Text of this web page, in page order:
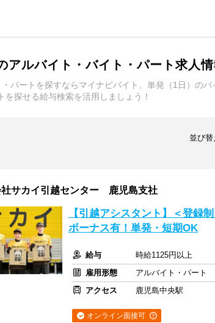
アルバイト・バイト・パート求人
パートを探すならマイナビバイト。単発（1日）の
探せる給与検索を活用しましょう！
並び替
社サカイ引越センター 鹿児島支社
【引越アシスタント】＜登録
ボーナス有！単発・短期OK
給与
時給1125円以上
雇用形態
アルバイト・パート
アクセス
鹿児島中央駅
オンライン面接可